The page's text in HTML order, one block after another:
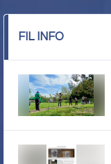
FIL INFO